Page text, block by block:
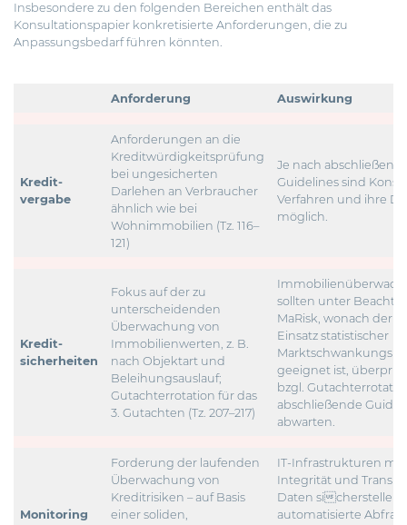
Insbesondere zu den folgenden Bereichen enthält das
Konsultationspapier konkretisierte Anforderungen, die zu
Anpassungsbedarf führen könnten.
Anforderung Auswirkung
Kredit-
vergabe
Anforderungen an die
Kreditwürdigkeitsprüfung
bei ungesicherten
Darlehen an Verbraucher
ähnlich wie bei
Wohnimmobilien (Tz. 116–
121)
Je nach
Guidelines sind
Verfahren und ihre
möglich.
Kredit-
sicherheiten
Fokus auf der zu
unterscheidenden
Überwachung von
Immobilienwerten, z. B.
nach Objektart und
Beleihungsauslauf;
Gutachterrotation für das
3. Gutachten (Tz. 207–217)
sollten unter
MaRisk, wonach der
Einsatz statistischer
geeignet ist,
bzgl.
abschließende
abwarten.
Monitoring
Forderung der laufenden
Überwachung von
Kreditrisiken – auf Basis
einer soliden,
IT-Infrastrukturen
Integrität und
Daten sicherstellen,
automatisierte